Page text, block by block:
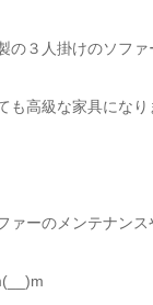
の３人掛けのソフ
も高級な家具にな
ァーのメンテナン